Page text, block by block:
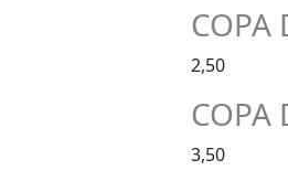
COPA
2,50
COPA
3,50